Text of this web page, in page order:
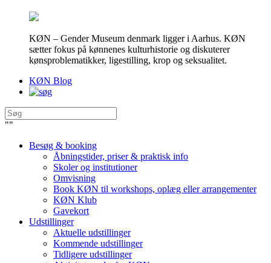
KØN – Gender Museum denmark ligger i Aarhus. KØN
sætter fokus på kønnenes kulturhistorie og diskuterer
kønsproblematikker, ligestilling, krop og seksualitet.
KØN Blog
""
Besøg & booking
Åbningstider, priser & praktisk info
Skoler og institutioner
Omvisning
Book KØN til workshops, oplæg eller arrangementer
KØN Klub
Gavekort
Udstillinger
Aktuelle udstillinger
Kommende udstillinger
Tidligere udstillinger